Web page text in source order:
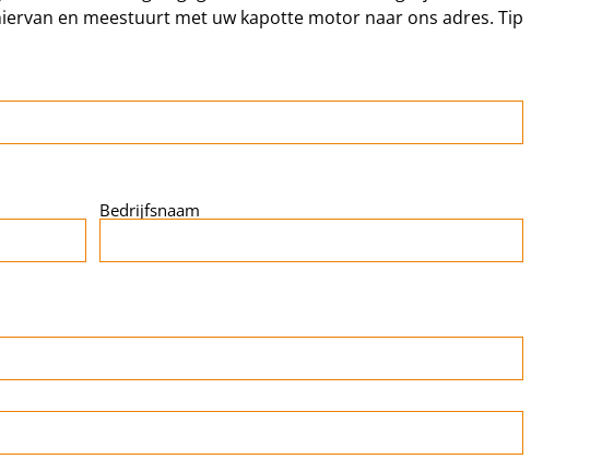
en meestuurt met uw kapotte motor naar ons adres. Tip
Bedrijfsnaam